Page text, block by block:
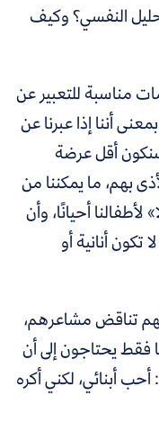
النفسي؟ وكيف
مناسبة للتعبير عن
أننا إذا عبرنا عن
أقل عرضة
بهم، ما يمكننا من
أحيانًا، وأن
أنانية أو
تناقض مشاعرهم،
يحتاجون إلى أن
أبنائي، لكني أكره